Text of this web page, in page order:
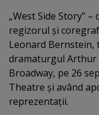
„West Side Story”
regizorul şi
Leonard Bernstein,
dramaturgul Arthur
Broadway, pe 26
Theatre şi având
reprezentaţii.